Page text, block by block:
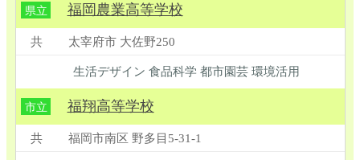
県立 福岡農業高等学校
共 太宰府市 大佐野250
生活デザイン 食品科学 都市園芸 環境活用
市立 福翔高等学校
共 福岡市南区 野多目5-31-1